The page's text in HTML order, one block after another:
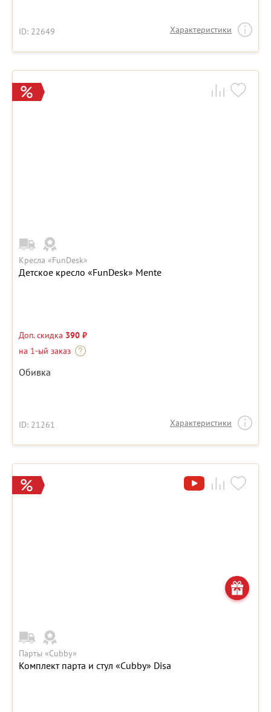
ID: 22649 Характеристики
Кресла «FunDesk»
Детское кресло «FunDesk» Mente
Доп. скидка 390 ₽
на 1-ый заказ
Обивка
ID: 21261 Характеристики
Парты «Cubby»
Комплект парта и стул «Cubby» Disa